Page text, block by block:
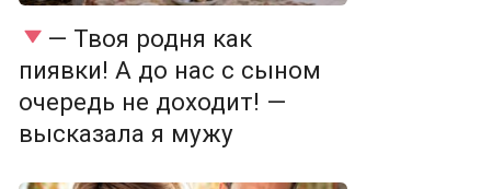
— Твоя родня как
пиявки! А до нас с сыном
очередь не доходит! —
высказала я мужу